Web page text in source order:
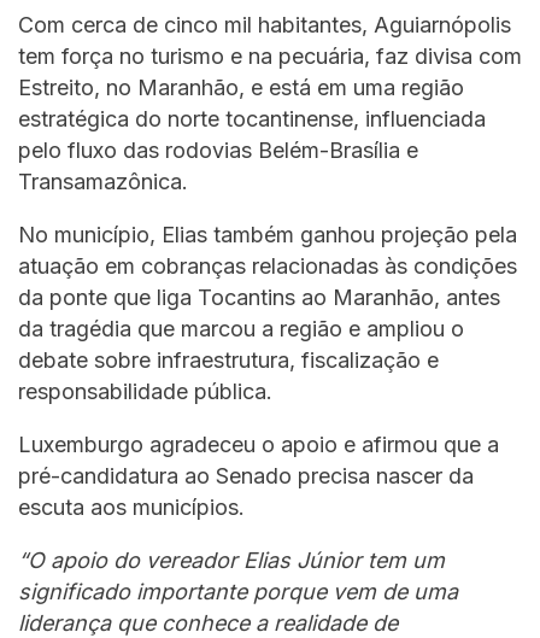
Com cerca de cinco mil habitantes, Aguiarnópolis
tem força no turismo e na pecuária, faz divisa com
Estreito, no Maranhão, e está em uma região
estratégica do norte tocantinense, influenciada
pelo fluxo das rodovias Belém-Brasília e
Transamazônica.
No município, Elias também ganhou projeção pela
atuação em cobranças relacionadas às condições
da ponte que liga Tocantins ao Maranhão, antes
da tragédia que marcou a região e ampliou o
debate sobre infraestrutura, fiscalização e
responsabilidade pública.
Luxemburgo agradeceu o apoio e afirmou que a
pré-candidatura ao Senado precisa nascer da
escuta aos municípios.
“O apoio do vereador Elias Júnior tem um
significado importante porque vem de uma
liderança que conhece a realidade de